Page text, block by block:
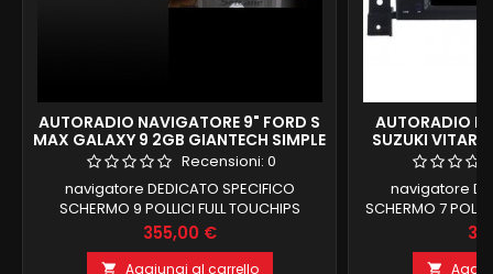
AUTORADIO NAVIGATORE 9" FORD S
MAX GALAXY 9 2GB GIANTECH SIMPLE
Recensioni: 0
navigatore DEDICATO SPECIFICO
SCHERMO 9 POLLICI FULL TOUCHIPS
FORD SMAX E GALAXY DAL 2006 AL 2015
SUPPORTO COMANDI AL VOLANTE E INFO
DI BORDO MASCHERINA CLIMA MANUALE O
Prezzo
355,00 €
 Aggiungi al carrello
AUTORADIO
SUZUKI
2GB RAM
navigatore
SCHERMO 7
CD DVD CON
COMANDI AL
GRAND VITARA E
